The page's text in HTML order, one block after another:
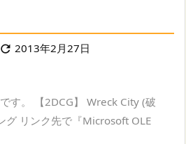
 2013年2月27日
す。 【2DCG】 Wreck City (破
グ リンク先で『Microsoft OLE